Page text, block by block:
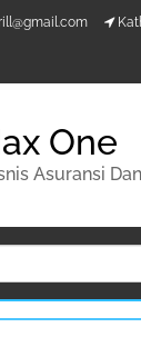
One
Asuransi